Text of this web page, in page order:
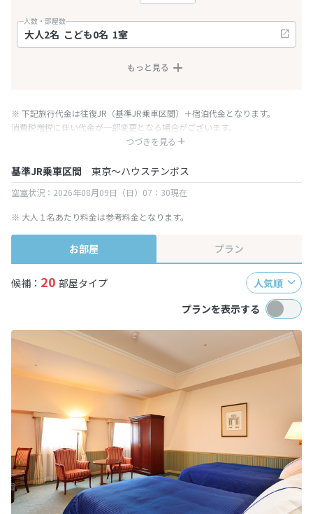
人数・部屋数
もっと見る
つづきを見る
※ 下記旅行代金は往復JR（基準JR乗車区間）＋宿泊代金となります。
消費税増税に伴い代金が一部変更となる場合がございます。
※ 表示されている旅行代金・プラン内容は一定時間ごとに更新されます。最
基準JR乗車区間 東京～ハウステンボス
空室状況：2026年08月09日（日）07：30現在
※ 大人１名あたり料金は参考料金となります。
お部屋 プラン
候補： 20 部屋タイプ
人気順
プランを表示する